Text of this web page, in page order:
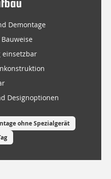
Demontage
Bauweise
einsetzbar
Designoptionen
ohne Spezialgerät